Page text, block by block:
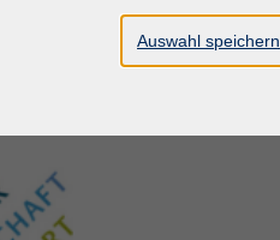
Auswahl speichern